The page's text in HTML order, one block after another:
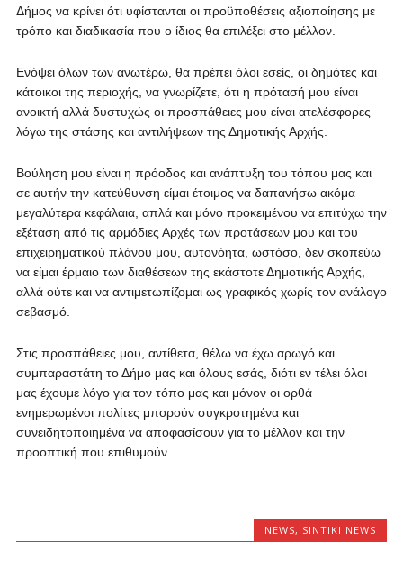
Δήμος να κρίνει ότι υφίστανται οι προϋποθέσεις αξιοποίησης με
τρόπο και διαδικασία που ο ίδιος θα επιλέξει στο μέλλον.
Ενόψει όλων των ανωτέρω, θα πρέπει όλοι εσείς, οι δημότες και
κάτοικοι της περιοχής, να γνωρίζετε, ότι η πρότασή μου είναι
ανοικτή αλλά δυστυχώς οι προσπάθειες μου είναι ατελέσφορες
λόγω της στάσης και αντιλήψεων της Δημοτικής Αρχής.
Βούληση μου είναι η πρόοδος και ανάπτυξη του τόπου μας και
σε αυτήν την κατεύθυνση είμαι έτοιμος να δαπανήσω ακόμα
μεγαλύτερα κεφάλαια, απλά και μόνο προκειμένου να επιτύχω την
εξέταση από τις αρμόδιες Αρχές των προτάσεων μου και του
επιχειρηματικού πλάνου μου, αυτονόητα, ωστόσο, δεν σκοπεύω
να είμαι έρμαιο των διαθέσεων της εκάστοτε Δημοτικής Αρχής,
αλλά ούτε και να αντιμετωπίζομαι ως γραφικός χωρίς τον ανάλογο
σεβασμό.
Στις προσπάθειες μου, αντίθετα, θέλω να έχω αρωγό και
συμπαραστάτη το Δήμο μας και όλους εσάς, διότι εν τέλει όλοι
μας έχουμε λόγο για τον τόπο μας και μόνον οι ορθά
ενημερωμένοι πολίτες μπορούν συγκροτημένα και
συνειδητοποιημένα να αποφασίσουν για το μέλλον και την
προοπτική που επιθυμούν.
NEWS, SINTIKI NEWS